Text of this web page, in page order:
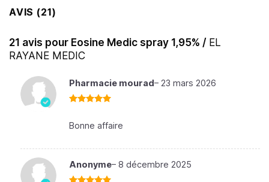
AVIS (21)
21 avis pour Eosine Medic spray 1,95% / EL
RAYANE MEDIC
Pharmacie mourad– 23 mars 2026
Bonne affaire
Anonyme– 8 décembre 2025